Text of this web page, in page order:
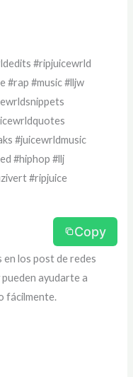
#ripjuicewrld
#rap #music #lljw
#juicewrldmusic
#hiphop #llj
#ripjuice
Copy
en los post de redes
ayudarte a
fácilmente.